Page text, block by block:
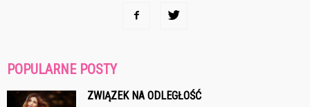
POPULARNE POSTY
ZWIĄZEK NA ODLEGŁOŚĆ